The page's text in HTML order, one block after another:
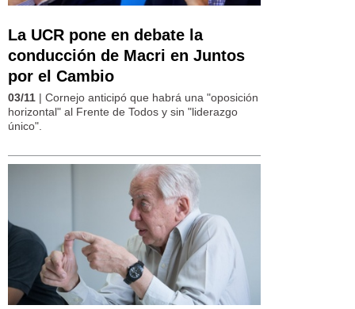
La UCR pone en debate la
conducción de Macri en Juntos
por el Cambio
03/11 | Cornejo anticipó que habrá una "oposición
horizontal" al Frente de Todos y sin "liderazgo
único".